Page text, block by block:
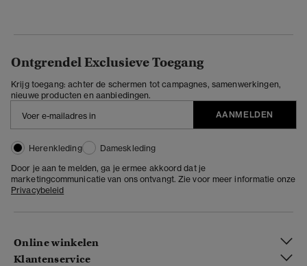
Ontgrendel Exclusieve Toegang
Krijg toegang: achter de schermen tot campagnes, samenwerkingen,
nieuwe producten en aanbiedingen.
AANMELDEN
Herenkleding
Dameskleding
Door je aan te melden, ga je ermee akkoord dat je
marketingcommunicatie van ons ontvangt. Zie voor meer informatie onze
Privacybeleid
Online winkelen
Klantenservice